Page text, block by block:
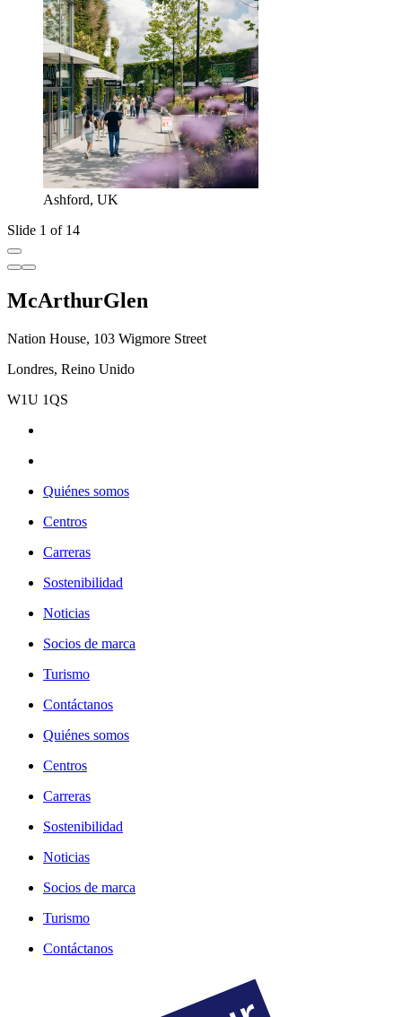
Ashford, UK
Slide 1 of 14
McArthurGlen
Nation House, 103 Wigmore Street
Londres, Reino Unido
W1U 1QS
Quiénes somos
Centros
Carreras
Sostenibilidad
Noticias
Socios de marca
Turismo
Contáctanos
Quiénes somos
Centros
Carreras
Sostenibilidad
Noticias
Socios de marca
Turismo
Contáctanos